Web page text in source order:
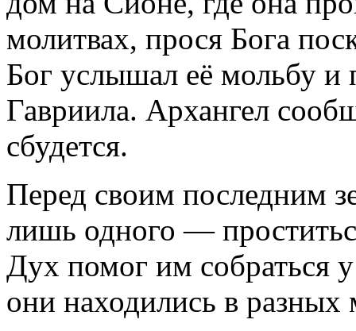
молитвах, прося Бога
Бог услышал её мольбу и
Гавриила. Архангел
сбудется.
Перед своим последним
лишь одного —
Дух помог им собраться
они находились в разных